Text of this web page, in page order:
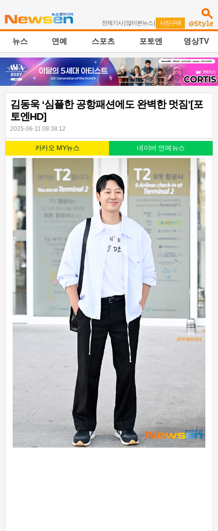
전체기사| 많이본뉴스 | 사진구매
뉴스 연예 스포츠 포토엔 영상TV
김동욱 ‘심플한 공항패션에도 완벽한 멋짐’[포
토엔HD]
2025-06-11 08:38:12
카카오 MY뉴스 네이버 연예뉴스